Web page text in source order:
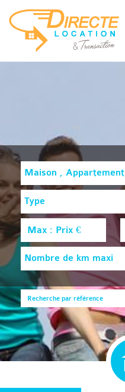
Maison , Appartement
Type
Nombre de km maxi